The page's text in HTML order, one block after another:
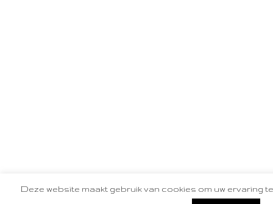
Deze website maakt gebruik van cookies om uw ervaring te